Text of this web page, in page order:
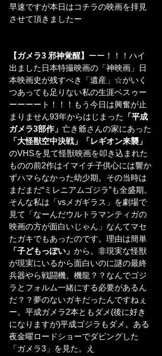
早速ですが本日はコチラの映画を拝見
させて頂きましたー
【ガメラ3 邪神覚醒】 ーー！！！ハイ
出ました日本特撮映画の「神映画」日
本映画史が残すべき「遺産」☆がいく
つあっても足りない私の生涯ベスゥー
ーーーート！！！もう今日は興奮が止
まりません93年からはじまった
「平成
ガメラ3部作」 亡き爺さんの家にあった
「大怪獣空中決戦」「レギオン来襲」
のVHSを見て怪獣映画を叩き込まれた
ものの前2作はイマイチ子供心には響か
ずハマらなかった幼少期。その当時は
まだまだ“ミレニアムゴジラ”も全盛期。
そんな私は「vsメガギラス」を劇場で
見て「なーんだウルトラマンティガの
映画の方が面白いじゃん」なんてマセ
たガキでもあったのです。理由は簡単
「子どもっぽい」 から。非現実な怪獣
が現実にいるから面白いのに謎の最終
兵器やら戦闘機、機龍？？なんでゴジ
ラとフォルム一緒にする必要があるん
だ？？夢のないガキだったんですねぇ
ー。平成ガメラ2本ともダメ(後に好き
になりますが)平成ゴジラもダメ。ある
夜金曜ロードショーでダビングした
「ガメラ3」を見た。え